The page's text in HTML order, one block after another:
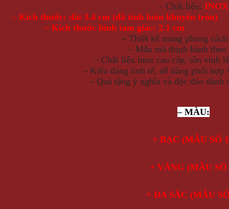
– Chất liệu: INOX
– Kích thước: dài 3.4 cm (đã tính luôn khuyên tròn)
– Kích thước hình tam giác: 2.1 cm
– Thiết kế mang phong
– Mẫu mã thịnh hành
– Chất liệu inox cao cấp, tôn vinh
– Kiểu dáng tinh tế, dễ dàng phối hợp
– Quà tặng ý nghĩa và độc đáo dành
– MÀU:
+ BẠC (MẪU SỐ
+ VÀNG (MẪU SỐ
+ ĐA SẮC (MẪU